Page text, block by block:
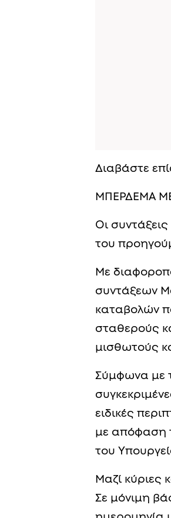
Διαβάστε
ΜΠΕΡΔΕΜΑ
Οι
του
Με
συντάξεων
καταβολών
σταθερούς
μισθωτούς
Σύμφωνα με
ειδικές
με απόφαση
του
Μαζί κύριες
Σε μόνιμη